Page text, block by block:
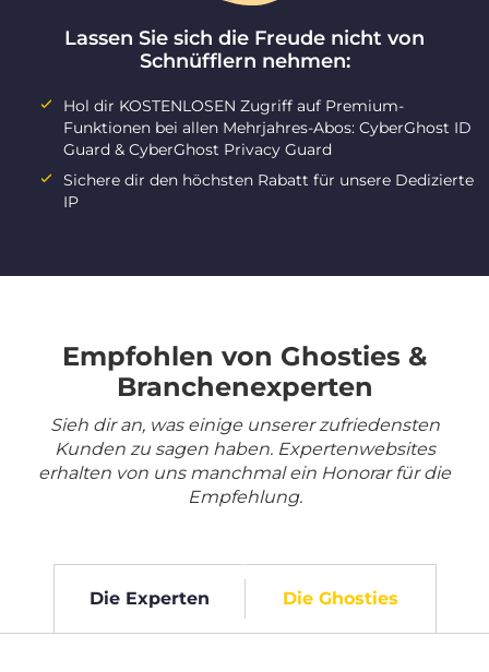
Lassen Sie sich die Freude nicht von
Schnüfflern nehmen:
Hol dir KOSTENLOSEN Zugriff auf Premium-
Funktionen bei allen Mehrjahres-Abos: CyberGhost ID
Guard & CyberGhost Privacy Guard
Sichere dir den höchsten Rabatt für unsere Dedizierte
IP
Empfohlen von Ghosties &
Branchenexperten
Sieh dir an, was einige unserer zufriedensten
Kunden zu sagen haben. Expertenwebsites
erhalten von uns manchmal ein Honorar für die
Empfehlung.
Die Experten Die Ghosties